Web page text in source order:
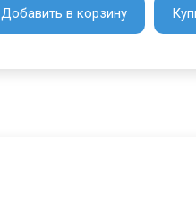
Добавить в корзину